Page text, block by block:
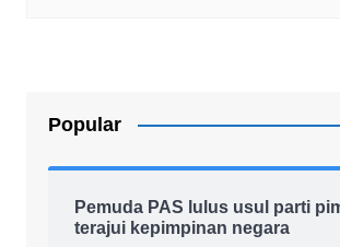
Popular
Pemuda PAS lulus usul parti
terajui kepimpinan negara